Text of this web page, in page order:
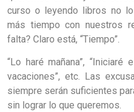
curso o leyendo libros no
más tiempo con nuestros
falta? Claro está, “Tiempo”.
“Lo haré mañana”, “Iniciaré
vacaciones”, etc. Las
siempre serán suficientes
sin lograr lo que queremos.